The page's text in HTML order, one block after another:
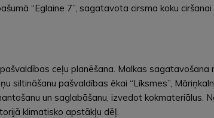
“Eglaine 7”, sagatavota cirsma koku
ceļu planēšana. Malkas
siltināšanu pašvaldības ēkai “Līksmes”,
un saglabāšanu, izvedot
klimatisko apstākļu dēļ.